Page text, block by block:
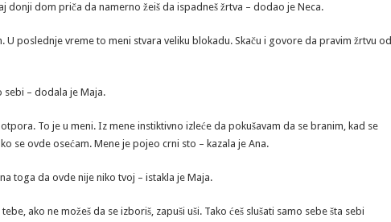
donji dom priča da namerno žeiš da ispadneš žrtva – dodao je Neca.
U poslednje vreme to meni stvara veliku blokadu. Skaču i govore da pravim žrtvu od
sebi – dodala je Maja.
To je u meni. Iz mene instiktivno izleće da pokušavam da se branim, kad se
se ovde osećam. Mene je pojeo crni sto – kazala je Ana.
toga da ovde nije niko tvoj – istakla je Maja.
ako ne možeš da se izboriš, zapuši uši. Tako ćeš slušati samo sebe šta sebi